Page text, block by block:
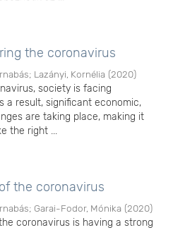
the coronavirus
; Lazányi, Kornélia (2020)
society is facing
a result, significant economic,
are taking place, making it
the right ...
the coronavirus
; Garai-Fodor, Mónika (2020)
coronavirus is having a strong